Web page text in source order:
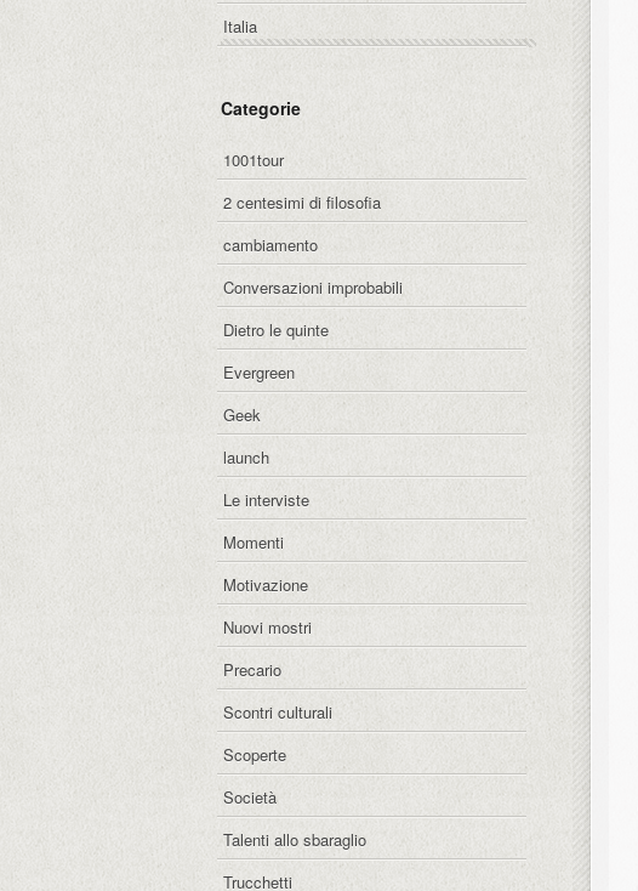
Italia
Categorie
1001tour
2 centesimi di filosofia
cambiamento
Conversazioni improbabili
Dietro le quinte
Evergreen
Geek
launch
Le interviste
Momenti
Motivazione
Nuovi mostri
Precario
Scontri culturali
Scoperte
Società
Talenti allo sbaraglio
Trucchetti